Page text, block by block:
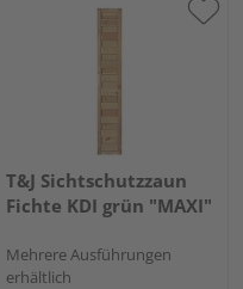
T&J Sichtschutzzaun
Fichte KDI grün "MAXI"
Mehrere Ausführungen
erhältlich